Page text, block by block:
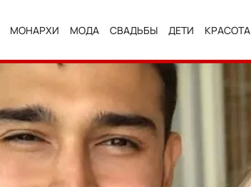
МОНАРХИ МОДА СВАДЬБЫ ДЕТИ КРАСОТА